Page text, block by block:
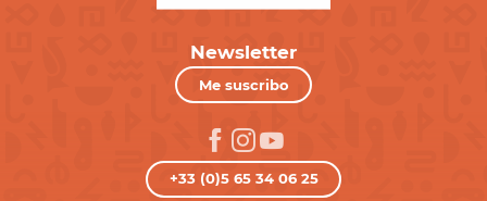
Newsletter
Me suscribo
+33 (0)5 65 34 06 25